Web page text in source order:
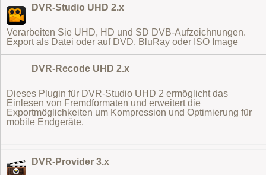
DVR-Studio UHD 2.x
Verarbeiten Sie UHD, HD und SD DVB-Aufzeichnungen.
Export als Datei oder auf DVD, BluRay oder ISO Image
DVR-Recode UHD 2.x
Dieses Plugin für DVR-Studio UHD 2 ermöglicht das
Einlesen von Fremdformaten und erweitert die
Exportmöglichkeiten um Kompression und Optimierung für
mobile Endgeräte.
DVR-Provider 3.x